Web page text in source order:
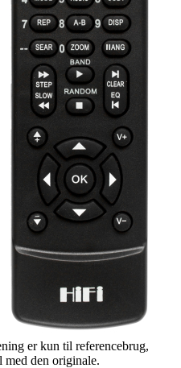
er kun til referencebrug,
med den originale.